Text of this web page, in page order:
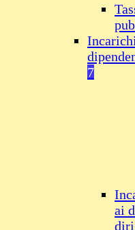
7
ai